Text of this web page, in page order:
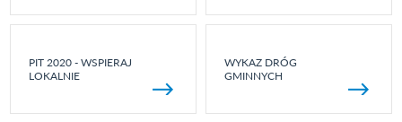
PIT 2020 - WSPIERAJ
LOKALNIE
WYKAZ DRÓG
GMINNYCH